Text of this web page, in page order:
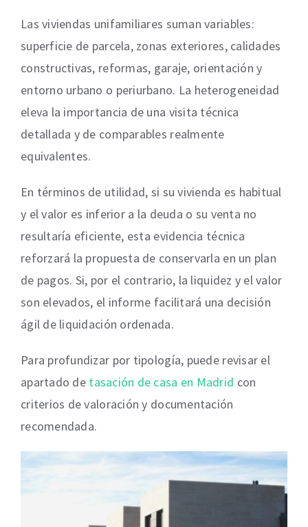
Las viviendas unifamiliares suman variables:
superficie de parcela, zonas exteriores, calidades
constructivas, reformas, garaje, orientación y
entorno urbano o periurbano. La heterogeneidad
eleva la importancia de una visita técnica
detallada y de comparables realmente
equivalentes.
En términos de utilidad, si su vivienda es habitual
y el valor es inferior a la deuda o su venta no
resultaría eficiente, esta evidencia técnica
reforzará la propuesta de conservarla en un plan
de pagos. Si, por el contrario, la liquidez y el valor
son elevados, el informe facilitará una decisión
ágil de liquidación ordenada.
Para profundizar por tipología, puede revisar el
apartado de tasación de casa en Madrid con
criterios de valoración y documentación
recomendada.